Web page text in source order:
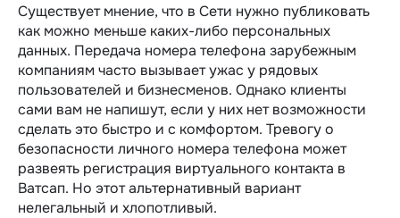
Существует мнение, что в Сети нужно публиковать
как можно меньше каких-либо персональных
данных. Передача номера телефона зарубежным
компаниям часто вызывает ужас у рядовых
пользователей и бизнесменов. Однако клиенты
сами вам не напишут, если у них нет возможности
сделать это быстро и с комфортом. Тревогу о
безопасности личного номера телефона может
развеять регистрация виртуального контакта в
Ватсап. Но этот альтернативный вариант
нелегальный и хлопотливый.